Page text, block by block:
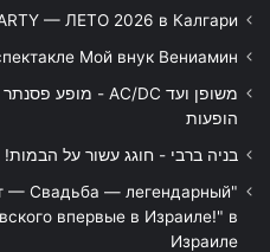
— ЛЕТО 2026 в Калгари
Мой внук Вениамин
הופעות
בניה ברבי - חוגג עשור על הבמות! 2026 - כרטיסים ולוח הופעות
— Свадьба — легендарный
впервые в Израиле!" в
Израиле